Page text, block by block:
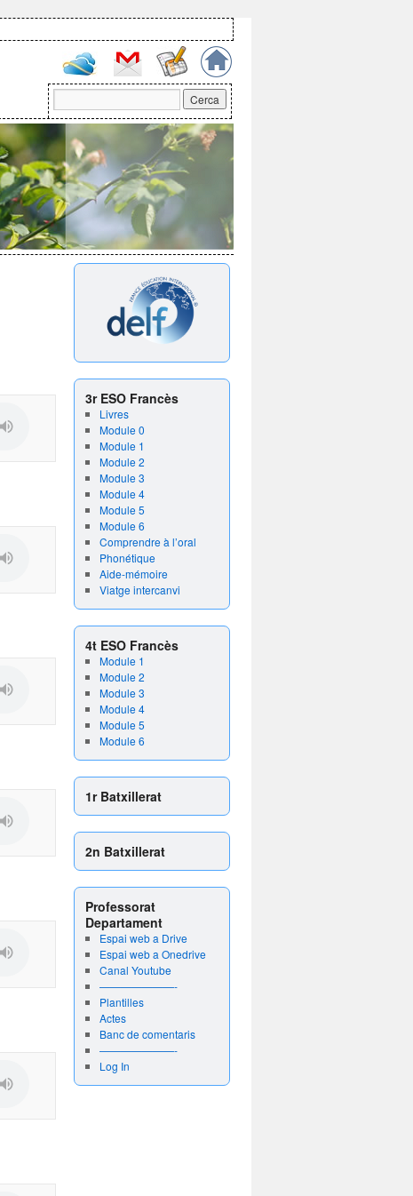
3r ESO Francès
Livres
Module 0
Module 1
Module 2
Module 3
Module 4
Module 5
Module 6
Comprendre à l’oral
Phonétique
Aide-mémoire
Viatge intercanvi
4t ESO Francès
Module 1
Module 2
Module 3
Module 4
Module 5
Module 6
1r Batxillerat
2n Batxillerat
Professorat
Departament
Espai web a Drive
Espai web a Onedrive
Canal Youtube
———————-
Plantilles
Actes
Banc de comentaris
———————-
Log In